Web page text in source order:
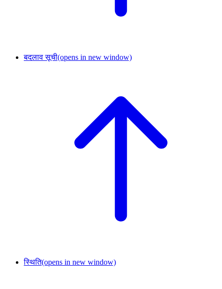
बदलाव सूची(opens in new window)
स्थिति(opens in new window)